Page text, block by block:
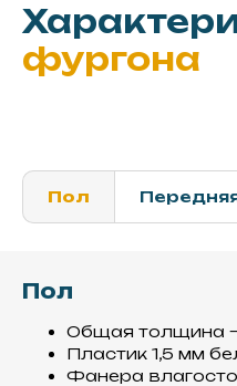
фургона
Пол
Пол
Общая толщина
Пластик 1,5 мм
Фанера